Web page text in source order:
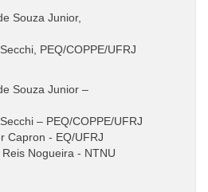
Souza Junior,
PEQ/COPPE/UFRJ
Souza Junior –
– PEQ/COPPE/UFRJ
Capron - EQ/UFRJ
Nogueira - NTNU